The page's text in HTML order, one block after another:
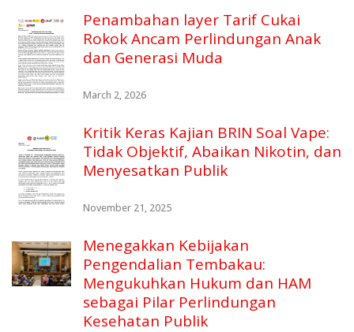
Penambahan layer Tarif Cukai
Rokok Ancam Perlindungan Anak
dan Generasi Muda
March 2, 2026
Kritik Keras Kajian BRIN Soal Vape:
Tidak Objektif, Abaikan Nikotin, dan
Menyesatkan Publik
November 21, 2025
Menegakkan Kebijakan
Pengendalian Tembakau:
Mengukuhkan Hukum dan HAM
sebagai Pilar Perlindungan
Kesehatan Publik